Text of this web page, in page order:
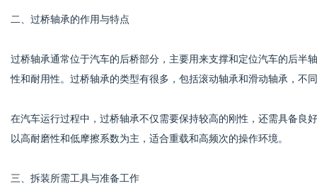
二、过桥轴承的作用与特点
过桥轴承通常位于汽车的后桥部分，主要用来支撑和定位汽车的后半
性和耐用性。过桥轴承的类型有很多，包括滚动轴承和滑动轴承，不
在汽车运行过程中，过桥轴承不仅需要保持较高的刚性，还需具备良
以高耐磨性和低摩擦系数为主，适合重载和高频次的操作环境。
三、拆装所需工具与准备工作